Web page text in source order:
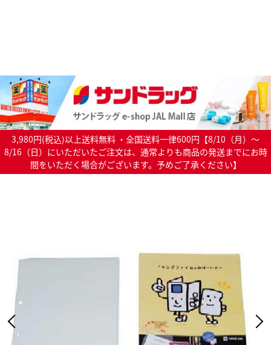
3,980円(税込)以上送料無料 ・全国送料一律600円【8/10（月）～
8/16（日）にいただいたご注文は、通常よりも商品の発送までにお時
間をいただく場合がございます。予めご了承ください】